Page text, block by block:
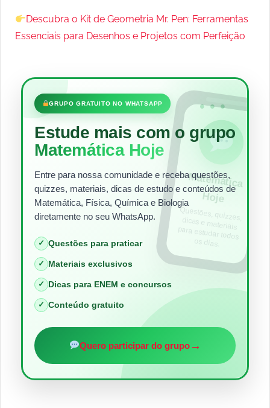
Descubra o Kit de Geometria Mr. Pen: Ferramentas
Essenciais para Desenhos e Projetos com Perfeição
•••
GRUPO GRATUITO NO WHATSAPP
Estude mais com o grupo
Matemática Hoje
Entre para nossa comunidade e receba questões,
quizzes, materiais, dicas de estudo e conteúdos de
Matemática, Física, Química e Biologia
diretamente no seu WhatsApp.
✓ Questões para praticar
✓ Materiais exclusivos
✓ Dicas para ENEM e concursos
✓ Conteúdo gratuito
Quero participar do grupo→
Matem
ática
Hoje
Questões, quizzes,
dicas e materiais
para estudar todos
os dias.